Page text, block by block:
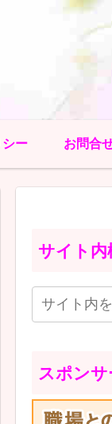
シー お問合
サイト内
スポンサ